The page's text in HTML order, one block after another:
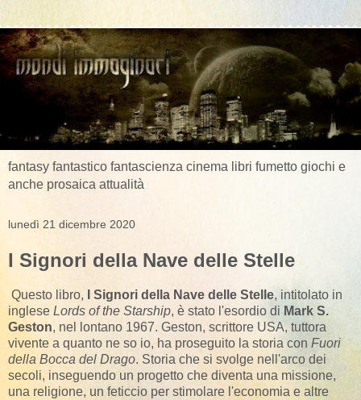
fantasy fantastico fantascienza cinema libri fumetto giochi e
anche prosaica attualità
lunedì 21 dicembre 2020
I Signori della Nave delle Stelle
Questo libro, I Signori della Nave delle Stelle, intitolato in
inglese Lords of the Starship, è stato l'esordio di Mark S.
Geston, nel lontano 1967. Geston, scrittore USA, tuttora
vivente a quanto ne so io, ha proseguito la storia con Fuori
della Bocca del Drago. Storia che si svolge nell'arco dei
secoli, inseguendo un progetto che diventa una missione,
una religione, un feticcio per stimolare l'economia e altre